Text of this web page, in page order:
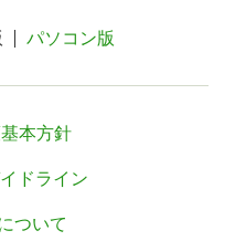
パソコン版
本方針
ドライン
ついて